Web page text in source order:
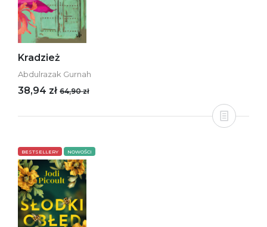
Kradzież
Abdulrazak Gurnah
38,94 zł 64,90 zł
BESTSELLERY NOWOŚCI